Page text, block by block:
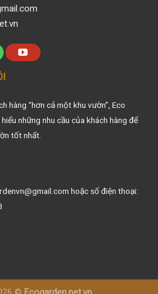
hàng “hơn cả một khu vườn”, Eco
những nhu cầu của khách hàng để
tốt nhất.
hoặc số điện thoại: